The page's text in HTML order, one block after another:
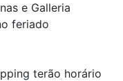
e Galleria
feriado
terão horário